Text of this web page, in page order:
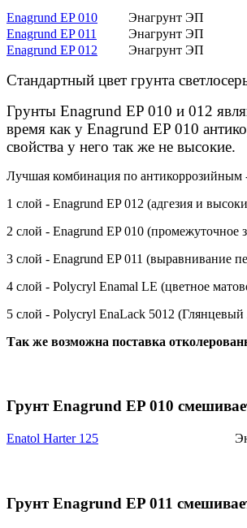
Enagrund EP 010 Энагрунт ЭП
Enagrund EP 011
Энагрунт ЭП
Enagrund EP 012
Энагрунт ЭП
Стандартный цвет грунта
Грунты Enagrund EP 010 и 012
время как у Enagrund EP 010
свойства у него так же не высокие.
Лучшая комбинация по антикоррозийным
1 слой - Enagrund EP 012 (адгезия и
2 слой - Enagrund EP 010 (промежуточное
3 слой - Enagrund EP 011 (выравнивание
4 слой - Polycryl Enamal LE (цветное
5 слой - Polycryl EnaLack 5012
Так же возможна поставка
Грунт Enagrund EP 010
Enatol Harter 125
Грунт Enagrund EP 011